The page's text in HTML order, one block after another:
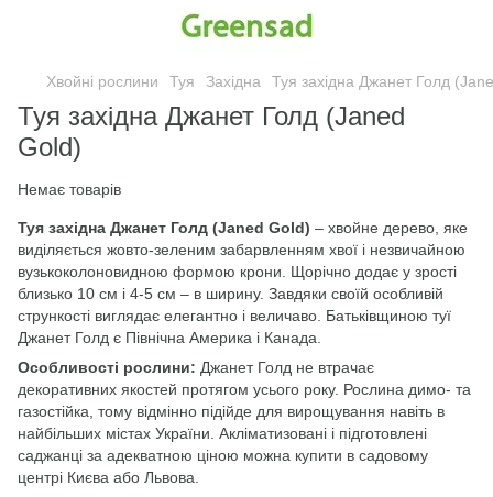
Хвойні рослини Туя Західна Туя західна Джанет Голд
Туя західна Джанет Голд (Janed
Gold)
Немає товарів
Туя західна Джанет Голд (Janed Gold) – хвойне дерево, яке
виділяється жовто-зеленим забарвленням хвої і незвичайною
вузькоколоновидною формою крони. Щорічно додає у зрості
близько 10 см і 4-5 см – в ширину. Завдяки своїй особливій
стрункості виглядає елегантно і величаво. Батьківщиною туї
Джанет Голд є Північна Америка і Канада.
Особливості рослини: Джанет Голд не втрачає
декоративних якостей протягом усього року. Рослина димо- та
газостійка, тому відмінно підійде для вирощування навіть в
найбільших містах України. Акліматизовані і підготовлені
саджанці за адекватною ціною можна купити в садовому
центрі Києва або Львова.